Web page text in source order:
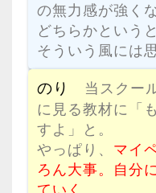
の無力感が強く
どちらかという
そういう風には
のり
当スクー
に見る教材に「
すよ」と。
やっぱり、 マイ
ろん大事。自分
ていく。